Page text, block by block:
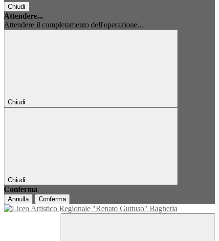
Chiudi
Attendere...
Attendere il completamento dell'operazione...
Chiudi
Chiudi
Conferma
Annulla Conferma